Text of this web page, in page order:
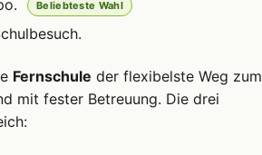
Beliebteste Wahl
Fernschule der flexibelste Weg zum
mit fester Betreuung. Die drei